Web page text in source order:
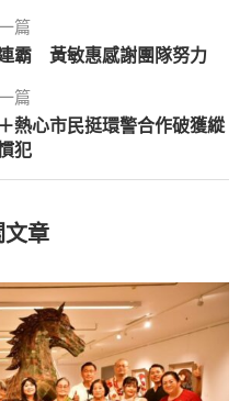
篇
霸 黃敏惠感謝團隊努力
篇
熱心市民挺環警合作破獲縱
犯
文章